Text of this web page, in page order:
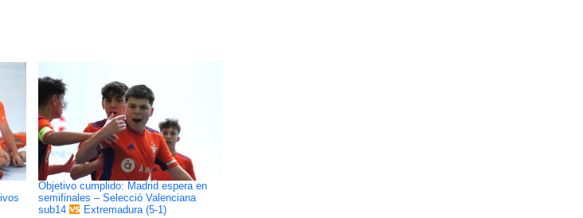
Objetivo cumplido: Madrid espera en
semifinales – Selecció Valenciana
sub14
Extremadura (5-1)